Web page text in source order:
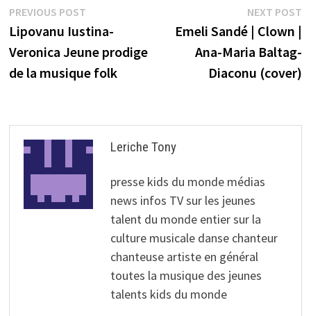
Post
navigation
PREVIOUS POSTPrevious
post:
Lipovanu Iustina-
Veronica Jeune prodige
de la musique folk
NEXT POST
Emeli Sandé | Clown |
Ana-Maria Baltag-
Diaconu (cover)
Leriche Tony
presse kids du monde médias
news infos TV sur les jeunes
talent du monde entier sur la
culture musicale danse chanteur
chanteuse artiste en général
toutes la musique des jeunes
talents kids du monde